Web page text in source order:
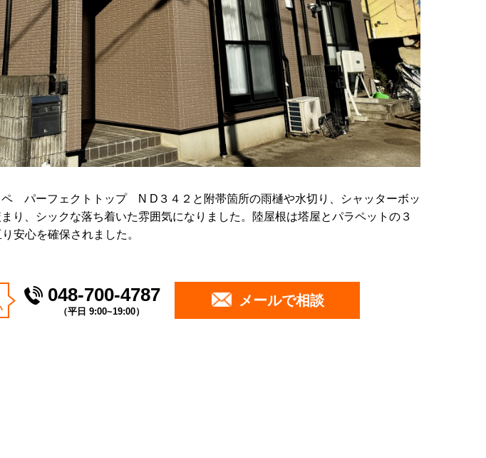
パーフェクトトップ N D３４２と附帯箇所の雨樋や水切り、シャッターボッ
り、シックな落ち着いた雰囲気になりました。陸屋根は塔屋とパラペットの３
安心を確保されました。
048-700-4787
（平⽇ 9:00~19:00）
メールで相談